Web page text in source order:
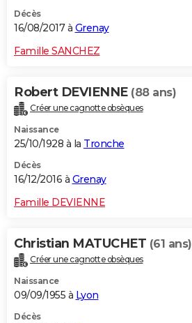
Décès
16/08/2017 à Grenay
Famille SANCHEZ
Robert DEVIENNE (88 ans)
Créer une cagnotte obsèques
Naissance
25/10/1928 à la Tronche
Décès
16/12/2016 à Grenay
Famille DEVIENNE
Christian MATUCHET (61 ans)
Créer une cagnotte obsèques
Naissance
09/09/1955 à Lyon
Décès